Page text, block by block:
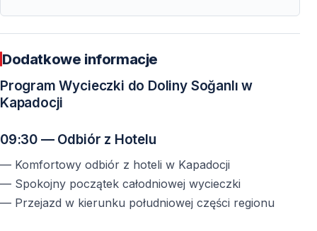
wliczone.
Czy wycieczka wymaga dużej aktywności
Nie — trasy są umiarkowane, zalecane są wygodne
buty.
Czy Dolina Soğanlı jest zatłoczona?
Dodatkowe informacje
Program Wycieczki do Doliny Soğanlı w
Kapadocji
09:30 — Odbiór z Hotelu
— Komfortowy odbiór z hoteli w Kapadocji
— Spokojny początek całodniowej wycieczki
— Przejazd w kierunku południowej części regionu